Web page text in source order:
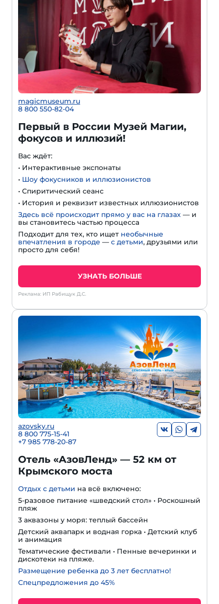
magicmuseum.ru
8 800 550-82-04
Первый в России Музей Магии,
фокусов и иллюзий!
Вас ждёт:
• Интерактивные экспонаты
• Шоу фокусников и иллюзионистов
• Спиритический сеанс
• История и реквизит известных иллюзионистов
Здесь всё происходит прямо у вас на глазах — и
вы становитесь частью процесса
Подходит для тех, кто ищет необычные
впечатления в городе — с детьми, друзьями или
просто для себя!
УЗНАТЬ БОЛЬШЕ
Реклама: ИП Рабищук Д.С.
azovsky.ru
8 800 775-15-41
+7 985 778-20-87
Отель «АзовЛенд» — 52 км от
Крымского моста
Отдых с детьми на всё включено:
5-разовое питание «шведский стол» • Роскошный
пляж
3 аквазоны у моря: теплый бассейн
Детский аквапарк и водная горка • Детский клуб
и анимация
Тематические фестивали • Пенные вечеринки и
дискотеки на пляже.
Размещение ребенка до 3 лет бесплатно!
Спецпредложения до 45%